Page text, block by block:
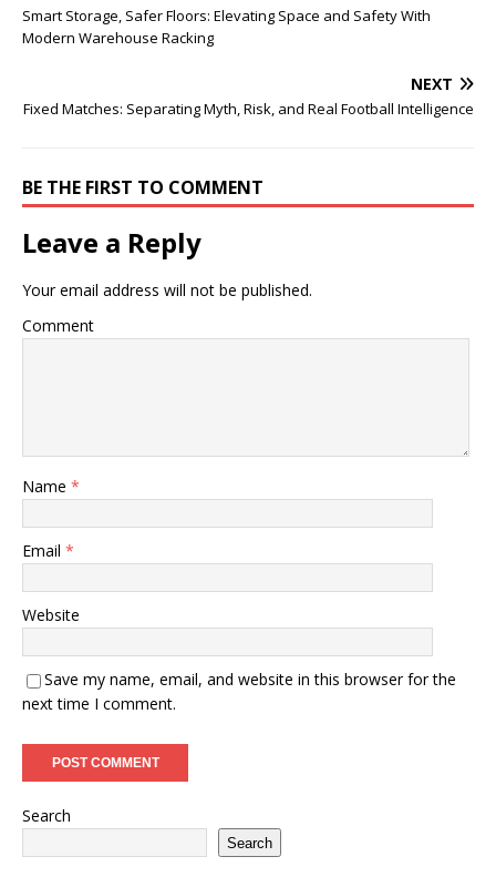
Smart Storage, Safer Floors: Elevating Space and Safety With
Modern Warehouse Racking
NEXT
Fixed Matches: Separating Myth, Risk, and Real Football Intelligence
BE THE FIRST TO COMMENT
Leave a Reply
Your email address will not be published.
Comment
Name *
Email *
Website
Save my name, email, and website in this browser for the
next time I comment.
Search
Search